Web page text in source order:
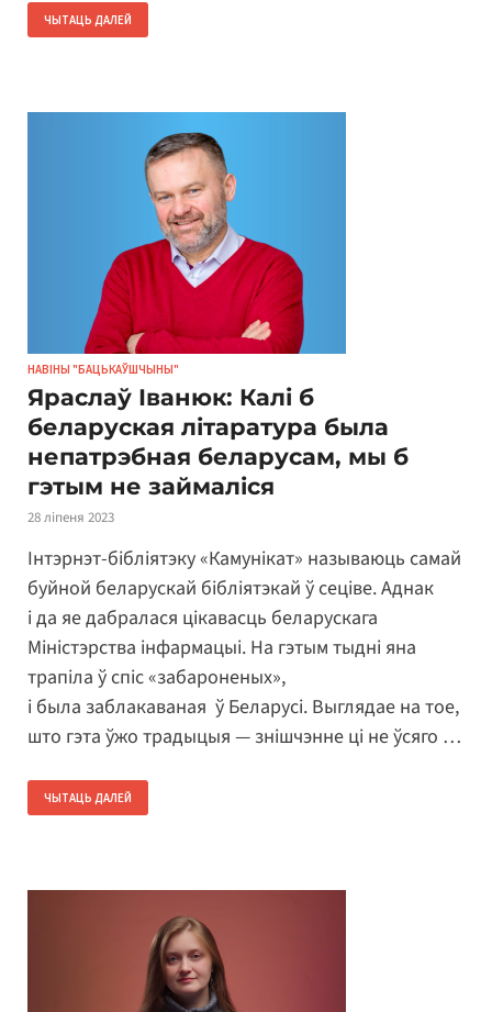
ЧЫТАЦЬ ДАЛЕЙ
НАВІНЫ "БАЦЬКАЎШЧЫНЫ"
Яраслаў Іванюк: Калі б
беларуская літаратура была
непатрэбная беларусам, мы б
гэтым не займаліся
28 ліпеня 2023
Інтэрнэт-бібліятэку «Камунікат» называюць самай
буйной беларускай бібліятэкай ў сеціве. Аднак
і да яе дабралася цікавасць беларускага
Міністэрства інфармацыі. На гэтым тыдні яна
трапіла ў спіс «забароненых»,
і была заблакаваная ў Беларусі. Выглядае на тое,
што гэта ўжо традыцыя — знішчэнне ці не ўсяго …
ЧЫТАЦЬ ДАЛЕЙ